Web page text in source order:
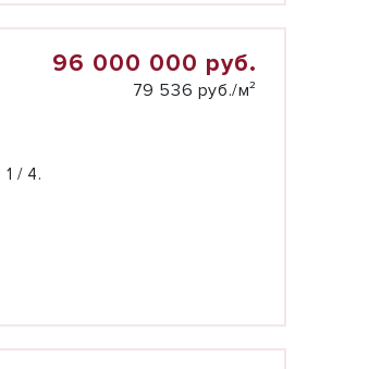
96 000 000 руб.
79 536 руб./м²
1 / 4.